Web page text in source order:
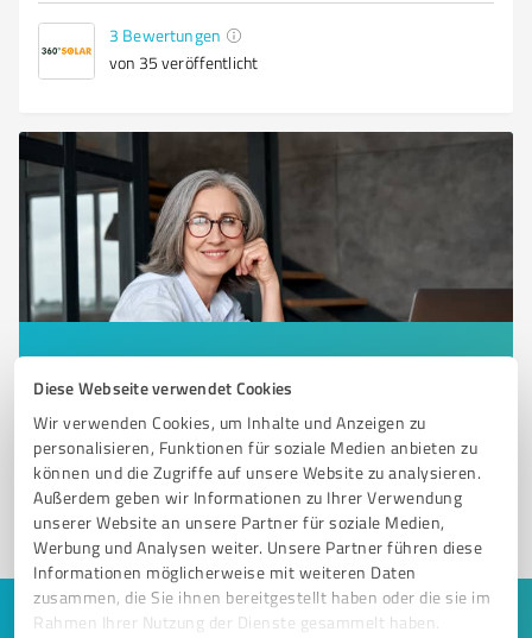
Diese Webseite verwendet Cookies
Wir verwenden Cookies, um Inhalte und Anzeigen zu
personalisieren, Funktionen für soziale Medien anbieten zu
können und die Zugriffe auf unsere Website zu analysieren.
Außerdem geben wir Informationen zu Ihrer Verwendung
unserer Website an unsere Partner für soziale Medien,
Werbung und Analysen weiter. Unsere Partner führen diese
Informationen möglicherweise mit weiteren Daten
zusammen, die Sie ihnen bereitgestellt haben oder die sie im
Rahmen Ihrer Nutzung der Dienste gesammelt haben.
3 Bewertungen
von 35 veröffentlicht
Sie möchten auch hier gelistet werden?
Registrieren Sie sich jetzt und werden Sie ein von
Kunden empfohlener ProvenExpert!